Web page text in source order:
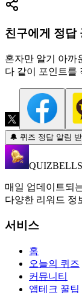
친구에게 정답
혼자만 알기 아까
다 같이 포인트를
🔔 퀴즈 정답 알림
QUIZBELLS
매일 업데이트되
다양한 리워드 정
서비스
홈
오늘의 퀴즈
커뮤니티
앱테크 꿀팁